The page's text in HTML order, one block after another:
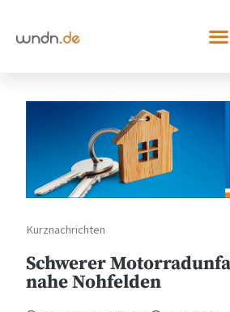
Kurznachrichten
Schwerer
nahe Nohfelden